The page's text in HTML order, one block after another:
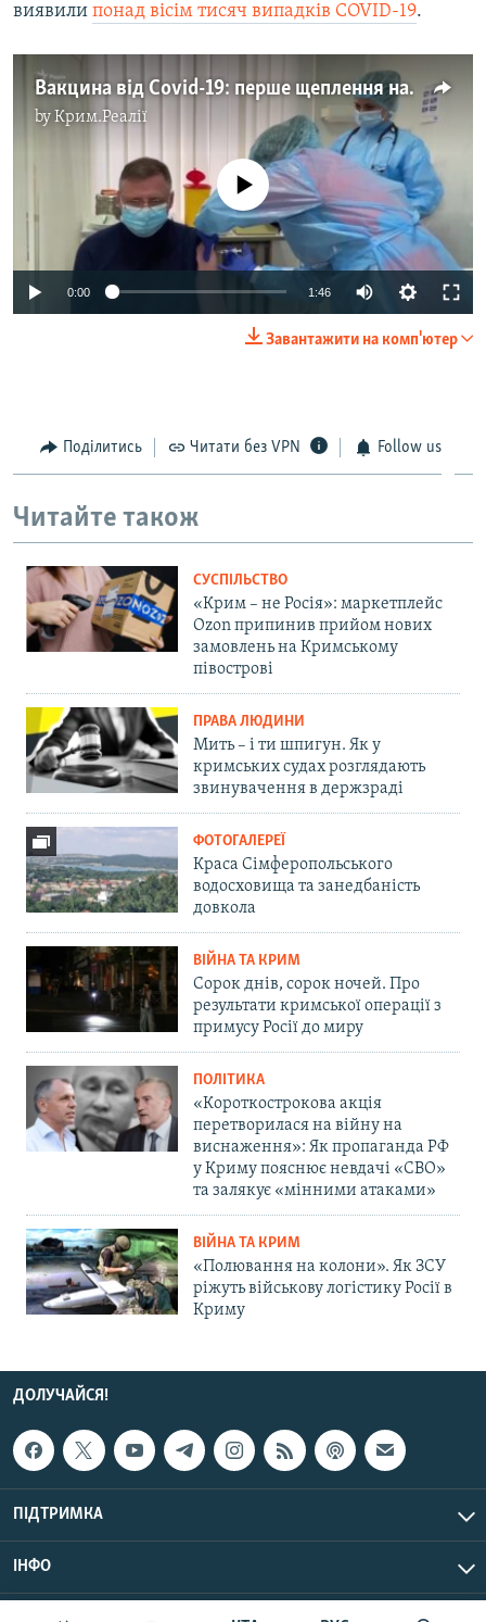
виявили понад вісім тисяч випадків COVID-19.
Вакцина від Covid-19: перше щеплення на Одещині отримав дитячий інфекціоніст (відео)
byКрим.Реалії
720p 1080p
No media source currently available
0:00 1:46
720p
1080p
Завантажити на комп'ютер
Поділитись Читати без VPN Follow us
Читайте також
СУСПІЛЬСТВО
«Крим – не Росія»: маркетплейс
Ozon припинив прийом нових
замовлень на Кримському
півострові
ПРАВА ЛЮДИНИ
Мить – і ти шпигун. Як у
кримських судах розглядають
звинувачення в держзраді
ФОТОГАЛЕРЕЇ
Краса Сімферопольського
водосховища та занедбаність
довкола
ВІЙНА ТА КРИМ
Сорок днів, сорок ночей. Про
результати кримської операції з
примусу Росії до миру
ПОЛІТИКА
«Короткострокова акція
перетворилася на війну на
виснаження»: Як пропаганда РФ
у Криму пояснює невдачі «СВО»
та залякує «мінними атаками»
ВІЙНА ТА КРИМ
«Полювання на колони». Як ЗСУ
ріжуть військову логістику Росії в
Криму
ДОЛУЧАЙСЯ!
ПІДТРИМКА
ІНФО